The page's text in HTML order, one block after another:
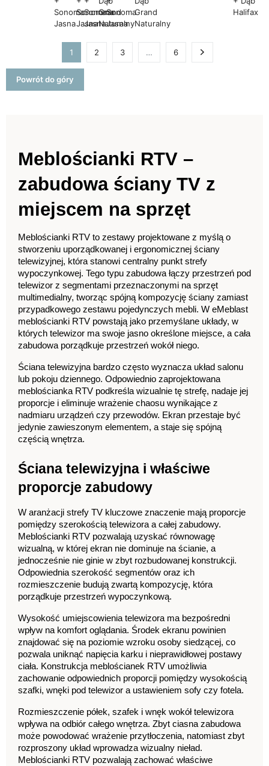
1 2 3 … 6 Następny
Powrót do góry
Meblościanki RTV –
zabudowa ściany TV z
miejscem na sprzęt
Meblościanki RTV to zestawy projektowane z myślą o
stworzeniu uporządkowanej i ergonomicznej ściany
telewizyjnej, która stanowi centralny punkt strefy
wypoczynkowej. Tego typu zabudowa łączy przestrzeń pod
telewizor z segmentami przeznaczonymi na sprzęt
multimedialny, tworząc spójną kompozycję ściany zamiast
przypadkowego zestawu pojedynczych mebli. W eMeblast
meblościanki RTV powstają jako przemyślane układy, w
których telewizor ma swoje jasno określone miejsce, a cała
zabudowa porządkuje przestrzeń wokół niego.
Ściana telewizyjna bardzo często wyznacza układ salonu
lub pokoju dziennego. Odpowiednio zaprojektowana
meblościanka RTV podkreśla wizualnie tę strefę, nadaje jej
proporcje i eliminuje wrażenie chaosu wynikające z
nadmiaru urządzeń czy przewodów. Ekran przestaje być
jedynie zawieszonym elementem, a staje się spójną
częścią wnętrza.
Ściana telewizyjna i właściwe
proporcje zabudowy
W aranżacji strefy TV kluczowe znaczenie mają proporcje
pomiędzy szerokością telewizora a całej zabudowy.
Meblościanki RTV pozwalają uzyskać równowagę
wizualną, w której ekran nie dominuje na ścianie, a
jednocześnie nie ginie w zbyt rozbudowanej konstrukcji.
Odpowiednia szerokość segmentów oraz ich
rozmieszczenie budują zwartą kompozycję, która
porządkuje przestrzeń wypoczynkową.
Wysokość umiejscowienia telewizora ma bezpośredni
wpływ na komfort oglądania. Środek ekranu powinien
znajdować się na poziomie wzroku osoby siedzącej, co
pozwala uniknąć napięcia karku i nieprawidłowej postawy
ciała. Konstrukcja meblościanek RTV umożliwia
zachowanie odpowiednich proporcji pomiędzy wysokością
szafki, wnęki pod telewizor a ustawieniem sofy czy fotela.
Rozmieszczenie półek, szafek i wnęk wokół telewizora
wpływa na odbiór całego wnętrza. Zbyt ciasna zabudowa
może powodować wrażenie przytłoczenia, natomiast zbyt
rozproszony układ wprowadza wizualny nieład.
Meblościanki RTV pozwalają zachować właściwe